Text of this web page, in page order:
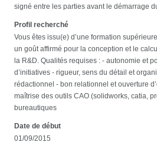
signé entre les parties avant le démarrage
Profil recherché
Vous êtes issu(e) d’une formation
un goût affirmé pour la conception et le
la R&D. Qualités requises : - autonomie et
d’initiatives - rigueur, sens du détail et
rédactionnel - bon relationnel et ouverture
maîtrise des outils CAO (solidworks, catia,
bureautiques
Date de début
01/09/2015